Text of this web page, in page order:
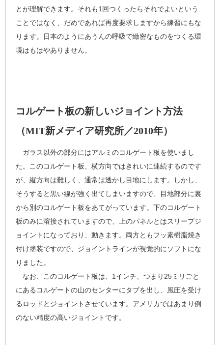
とが理解できます。それも1回つくったらそれでよいという
ことではなく、だめであれば再度要求しますから練習にもな
ります。日本のようにあうんの呼吸で緻密なものをつくる環
境はもはやありません。
コルゲート板の新しいジョイント方法
（MIT新メディア研究所／2010年）
ガラス以外の部分にはアルミのコルゲート板を使いまし
た。このコルゲート板、横方向ではきれいに連続するのです
が、縦方向は難しく、通常は透かし目地にします。しかし、
そうすると黒い線が強く出てしまいますので、目地部分に裏
から別のコルゲート板をあてがっています。下のコルゲート
板のみに溶接されていますので、上のパネルとはスリープジ
ョイントになっており、動きます。両方ともフッ素樹脂焼き
付け塗装ですので、ジョイントラインが視覚的にソフトにな
りました。
なお、このコルゲート板は、1インチ、つまり25ミリごと
にあるコルゲートの山のセンターにタブを出し、風圧を受け
るロッドとジョイントさせています。アメリカではあまり例
のない精度の高いジョイントです。